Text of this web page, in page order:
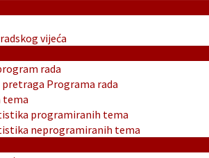
vijeća
rada
pretraga Programa rada
programiranih tema
neprogramiranih tema